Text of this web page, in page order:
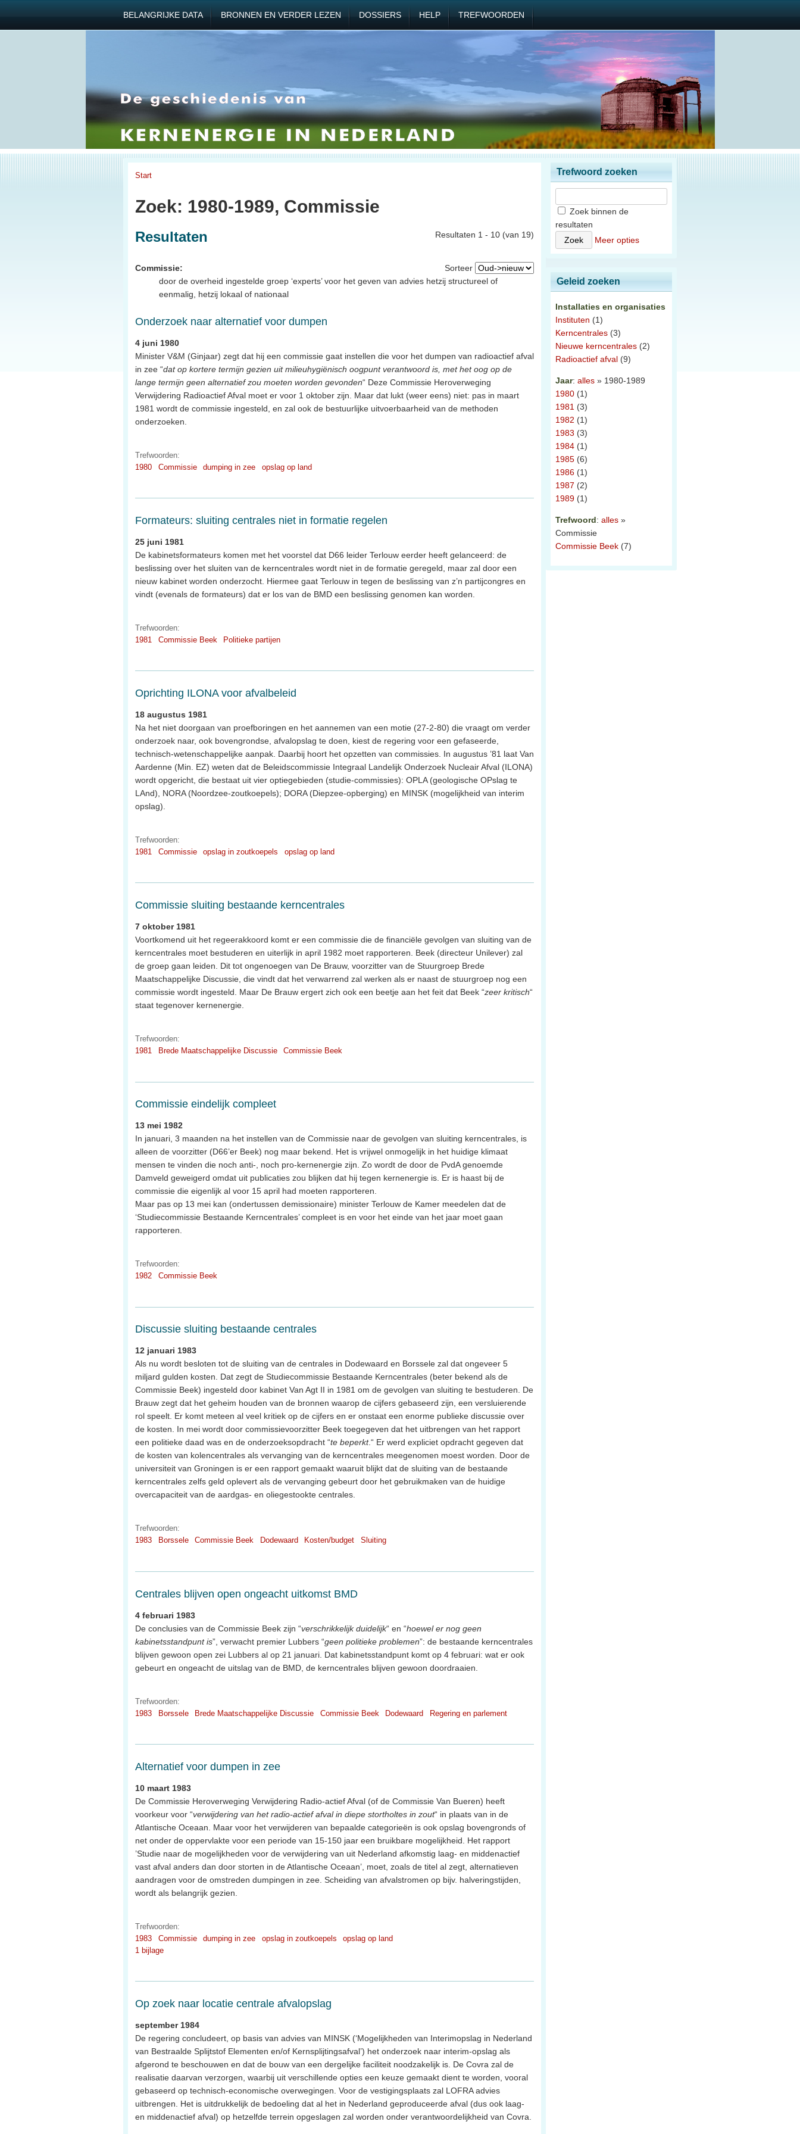
BELANGRIJKE DATA BRONNEN EN VERDER LEZEN DOSSIERS HELP TREFWOORDEN
Start
Zoek: 1980-1989, Commissie
Resultaten 1 - 10 (van 19)
Resultaten
Sorteer
Commissie:
door de overheid ingestelde groep ‘experts’ voor het geven van advies hetzij structureel of
eenmalig, hetzij lokaal of nationaal
Onderzoek naar alternatief voor dumpen
4 juni 1980
Minister V&M (Ginjaar) zegt dat hij een commissie gaat instellen die voor het dumpen van radioactief afval
in zee “dat op kortere termijn gezien uit milieuhygiënisch oogpunt verantwoord is, met het oog op de
lange termijn geen alternatief zou moeten worden gevonden“ Deze Commissie Heroverweging
Verwijdering Radioactief Afval moet er voor 1 oktober zijn. Maar dat lukt (weer eens) niet: pas in maart
1981 wordt de commissie ingesteld, en zal ook de bestuurlijke uitvoerbaarheid van de methoden
onderzoeken.
Trefwoorden:
1980
Commissie dumping in zee opslag op land
Formateurs: sluiting centrales niet in formatie regelen
25 juni 1981
De kabinetsformateurs komen met het voorstel dat D66 leider Terlouw eerder heeft gelanceerd: de
beslissing over het sluiten van de kerncentrales wordt niet in de formatie geregeld, maar zal door een
nieuw kabinet worden onderzocht. Hiermee gaat Terlouw in tegen de beslissing van z’n partijcongres en
vindt (evenals de formateurs) dat er los van de BMD een beslissing genomen kan worden.
Trefwoorden:
1981
Commissie Beek Politieke partijen
Oprichting ILONA voor afvalbeleid
18 augustus 1981
Na het niet doorgaan van proefboringen en het aannemen van een motie (27-2-80) die vraagt om verder
onderzoek naar, ook bovengrondse, afvalopslag te doen, kiest de regering voor een gefaseerde,
technisch-wetenschappelijke aanpak. Daarbij hoort het opzetten van commissies. In augustus ’81 laat Van
Aardenne (Min. EZ) weten dat de Beleidscommissie Integraal Landelijk Onderzoek Nucleair Afval (ILONA)
wordt opgericht, die bestaat uit vier optiegebieden (studie-commissies): OPLA (geologische OPslag te
LAnd), NORA (Noordzee-zoutkoepels); DORA (Diepzee-opberging) en MINSK (mogelijkheid van interim
opslag).
Trefwoorden:
1981
Commissie opslag in zoutkoepels opslag op land
Commissie sluiting bestaande kerncentrales
7 oktober 1981
Voortkomend uit het regeerakkoord komt er een commissie die de financiële gevolgen van sluiting van de
kerncentrales moet bestuderen en uiterlijk in april 1982 moet rapporteren. Beek (directeur Unilever) zal
de groep gaan leiden. Dit tot ongenoegen van De Brauw, voorzitter van de Stuurgroep Brede
Maatschappelijke Discussie, die vindt dat het verwarrend zal werken als er naast de stuurgroep nog een
commissie wordt ingesteld. Maar De Brauw ergert zich ook een beetje aan het feit dat Beek “zeer kritisch“
staat tegenover kernenergie.
Trefwoorden:
1981
Brede Maatschappelijke Discussie Commissie Beek
Commissie eindelijk compleet
13 mei 1982
In januari, 3 maanden na het instellen van de Commissie naar de gevolgen van sluiting kerncentrales, is
alleen de voorzitter (D66’er Beek) nog maar bekend. Het is vrijwel onmogelijk in het huidige klimaat
mensen te vinden die noch anti-, noch pro-kernenergie zijn. Zo wordt de door de PvdA genoemde
Damveld geweigerd omdat uit publicaties zou blijken dat hij tegen kernenergie is. Er is haast bij de
commissie die eigenlijk al voor 15 april had moeten rapporteren.
Maar pas op 13 mei kan (ondertussen demissionaire) minister Terlouw de Kamer meedelen dat de
‘Studiecommissie Bestaande Kerncentrales’ compleet is en voor het einde van het jaar moet gaan
rapporteren.
Trefwoorden:
1982
Commissie Beek
Discussie sluiting bestaande centrales
12 januari 1983
Als nu wordt besloten tot de sluiting van de centrales in Dodewaard en Borssele zal dat ongeveer 5
miljard gulden kosten. Dat zegt de Studiecommissie Bestaande Kerncentrales (beter bekend als de
Commissie Beek) ingesteld door kabinet Van Agt II in 1981 om de gevolgen van sluiting te bestuderen. De
Brauw zegt dat het geheim houden van de bronnen waarop de cijfers gebaseerd zijn, een versluierende
rol speelt. Er komt meteen al veel kritiek op de cijfers en er onstaat een enorme publieke discussie over
de kosten. In mei wordt door commissievoorzitter Beek toegegeven dat het uitbrengen van het rapport
een politieke daad was en de onderzoeksopdracht “te beperkt.“ Er werd expliciet opdracht gegeven dat
de kosten van kolencentrales als vervanging van de kerncentrales meegenomen moest worden. Door de
universiteit van Groningen is er een rapport gemaakt waaruit blijkt dat de sluiting van de bestaande
kerncentrales zelfs geld oplevert als de vervanging gebeurt door het gebruikmaken van de huidige
overcapaciteit van de aardgas- en oliegestookte centrales.
Trefwoorden:
1983
Borssele Commissie Beek Dodewaard Kosten/budget Sluiting
Centrales blijven open ongeacht uitkomst BMD
4 februari 1983
De conclusies van de Commissie Beek zijn “verschrikkelijk duidelijk“ en “hoewel er nog geen
kabinetsstandpunt is”, verwacht premier Lubbers “geen politieke problemen”: de bestaande kerncentrales
blijven gewoon open zei Lubbers al op 21 januari. Dat kabinetsstandpunt komt op 4 februari: wat er ook
gebeurt en ongeacht de uitslag van de BMD, de kerncentrales blijven gewoon doordraaien.
Trefwoorden:
1983
Borssele Brede Maatschappelijke Discussie Commissie Beek Dodewaard Regering en parlement
Alternatief voor dumpen in zee
10 maart 1983
De Commissie Heroverweging Verwijdering Radio-actief Afval (of de Commissie Van Bueren) heeft
voorkeur voor “verwijdering van het radio-actief afval in diepe stortholtes in zout“ in plaats van in de
Atlantische Oceaan. Maar voor het verwijderen van bepaalde categorieën is ook opslag bovengronds of
net onder de oppervlakte voor een periode van 15-150 jaar een bruikbare mogelijkheid. Het rapport
’Studie naar de mogelijkheden voor de verwijdering van uit Nederland afkomstig laag- en middenactief
vast afval anders dan door storten in de Atlantische Oceaan’, moet, zoals de titel al zegt, alternatieven
aandragen voor de omstreden dumpingen in zee. Scheiding van afvalstromen op bijv. halveringstijden,
wordt als belangrijk gezien.
Trefwoorden:
1983
Commissie dumping in zee opslag in zoutkoepels
opslag op land
1 bijlage
Op zoek naar locatie centrale afvalopslag
september 1984
De regering concludeert, op basis van advies van MINSK (‘Mogelijkheden van Interimopslag in Nederland
van Bestraalde Splijtstof Elementen en/of Kernsplijtingsafval’) het onderzoek naar interim-opslag als
afgerond te beschouwen en dat de bouw van een dergelijke faciliteit noodzakelijk is. De Covra zal de
realisatie daarvan verzorgen, waarbij uit verschillende opties een keuze gemaakt dient te worden, vooral
gebaseerd op technisch-economische overwegingen. Voor de vestigingsplaats zal LOFRA advies
uitbrengen. Het is uitdrukkelijk de bedoeling dat al het in Nederland geproduceerde afval (dus ook laag-
en middenactief afval) op hetzelfde terrein opgeslagen zal worden onder verantwoordelijkheid van Covra.
Trefwoord zoeken
Zoek binnen de
resultaten
Meer opties
Geleid zoeken
Installaties en organisaties
Instituten (1)
Kerncentrales (3)
Nieuwe kerncentrales (2)
Radioactief afval (9)
Jaar: alles » 1980-1989
1980 (1)
1981 (3)
1982 (1)
1983 (3)
1984 (1)
1985 (6)
1986 (1)
1987 (2)
1989 (1)
Trefwoord: alles »
Commissie
Commissie Beek (7)